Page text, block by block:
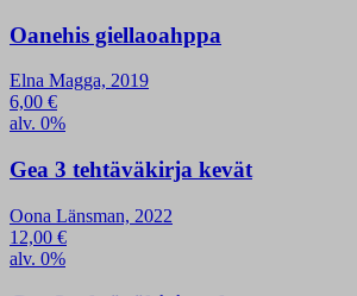
Oanehis giellaoahppa
Elna Magga, 2019
6,00 €
alv. 0%
Gea 3 tehtäväkirja kevät
Oona Länsman, 2022
12,00 €
alv. 0%